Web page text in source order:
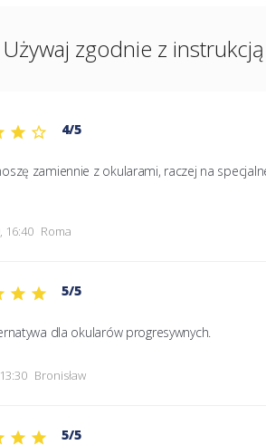
zgodnie z
4/5
zamiennie z okularami, raczej na
16:40 Roma
5/5
dla okularów progresywnych.
Bronisław
5/5